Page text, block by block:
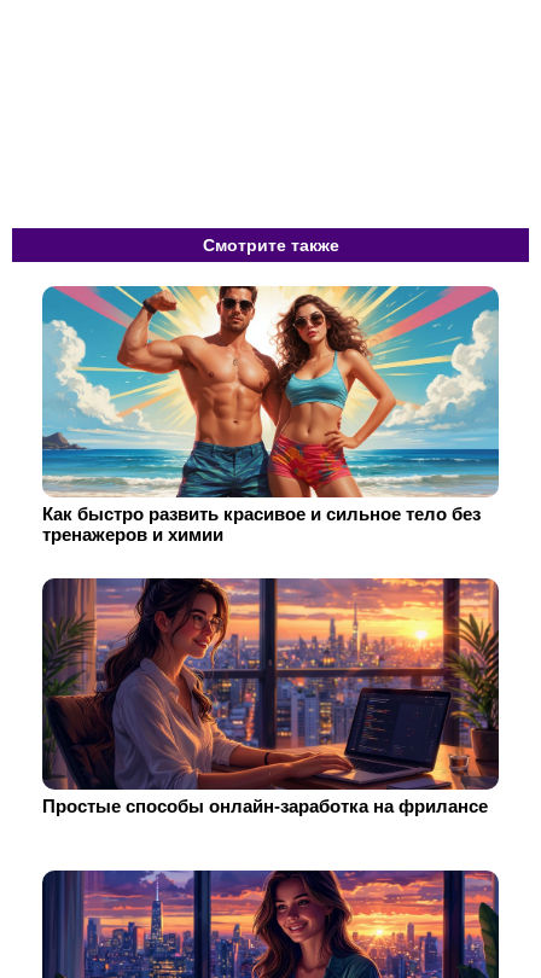
Смотрите также
Как быстро развить красивое и сильное тело без
тренажеров и химии
Простые способы онлайн-заработка на фрилансе